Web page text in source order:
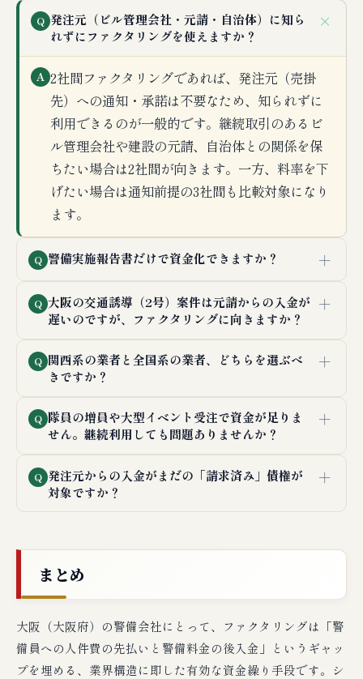
Q 発注元（ビル管理会社・元請・自治体）に知ら
れずにファクタリングを使えますか？
＋
A 2社間ファクタリングであれば、発注元（売掛
先）への通知・承諾は不要なため、知られずに
利用できるのが一般的です。継続取引のあるビ
ル管理会社や建設の元請、自治体との関係を保
ちたい場合は2社間が向きます。一方、料率を下
げたい場合は通知前提の3社間も比較対象になり
ます。
Q 警備実施報告書だけで資金化できますか？ ＋
Q 大阪の交通誘導（2号）案件は元請からの入金が
遅いのですが、ファクタリングに向きますか？
＋
Q 関西系の業者と全国系の業者、どちらを選ぶべ
きですか？
＋
Q 隊員の増員や大型イベント受注で資金が足りま
せん。継続利用しても問題ありませんか？
＋
Q 発注元からの入金がまだの「請求済み」債権が
対象ですか？
＋
まとめ
大阪（大阪府）の警備会社にとって、ファクタリングは「警
備員への人件費の先払いと警備料金の後入金」というギャッ
プを埋める、業界構造に即した有効な資金繰り手段です。シ